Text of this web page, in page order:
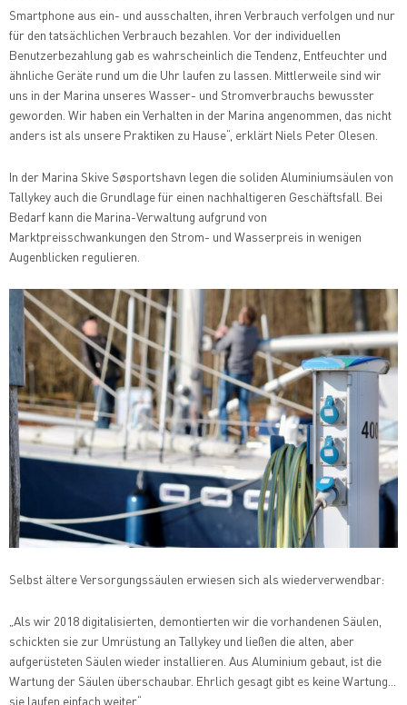
Smartphone aus ein- und ausschalten, ihren Verbrauch verfolgen und nur
für den tatsächlichen Verbrauch bezahlen. Vor der individuellen
Benutzerbezahlung gab es wahrscheinlich die Tendenz, Entfeuchter und
ähnliche Geräte rund um die Uhr laufen zu lassen. Mittlerweile sind wir
uns in der Marina unseres Wasser- und Stromverbrauchs bewusster
geworden. Wir haben ein Verhalten in der Marina angenommen, das nicht
anders ist als unsere Praktiken zu Hause“, erklärt Niels Peter Olesen.
In der Marina Skive Søsportshavn legen die soliden Aluminiumsäulen von
Tallykey auch die Grundlage für einen nachhaltigeren Geschäftsfall. Bei
Bedarf kann die Marina-Verwaltung aufgrund von
Marktpreisschwankungen den Strom- und Wasserpreis in wenigen
Augenblicken regulieren.
Selbst ältere Versorgungssäulen erwiesen sich als wiederverwendbar:
„Als wir 2018 digitalisierten, demontierten wir die vorhandenen Säulen,
schickten sie zur Umrüstung an Tallykey und ließen die alten, aber
aufgerüsteten Säulen wieder installieren. Aus Aluminium gebaut, ist die
Wartung der Säulen überschaubar. Ehrlich gesagt gibt es keine Wartung…
sie laufen einfach weiter“.